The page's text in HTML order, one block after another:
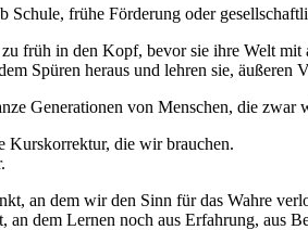
Schule, frühe Förderung oder
früh in den Kopf, bevor sie ihre Welt mit
Spüren heraus und lehren sie, äußeren
Generationen von Menschen, die
Kurskorrektur, die wir brauchen.
an dem wir den Sinn für das Wahre
an dem Lernen noch aus Erfahrung, aus